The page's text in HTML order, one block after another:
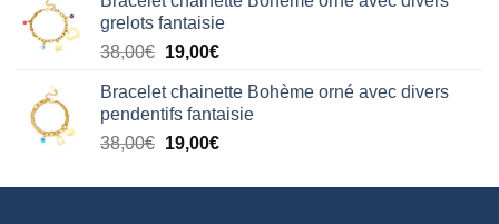
initial
était :
38,00€.
actuel
est :
19,00€.
grelots fantaisie
38,00€ Le
initial
était :
38,00€.
19,00€Le
actuel
est :
19,00€.
Bracelet chainette Bohème orné avec divers
pendentifs fantaisie
38,00€ Le
initial
19,00€Le
actuel